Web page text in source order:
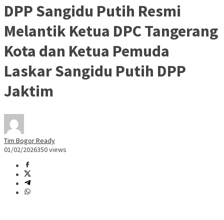
DPP Sangidu Putih Resmi
Melantik Ketua DPC Tangerang
Kota dan Ketua Pemuda
Laskar Sangidu Putih DPP
Jaktim
Tim Bogor Ready
01/02/2026350 views